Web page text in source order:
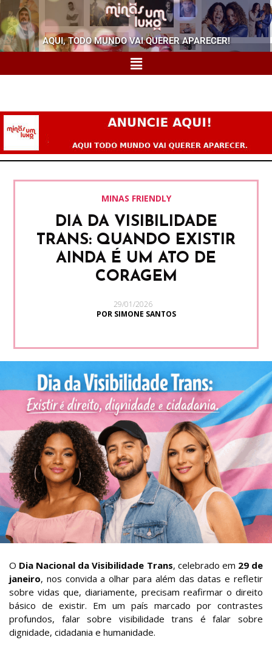
AQUI, TODO MUNDO VAI QUERER APARECER!
MINAS FRIENDLY
DIA DA VISIBILIDADE
TRANS: QUANDO EXISTIR
AINDA É UM ATO DE
CORAGEM
29/01/2026
POR SIMONE SANTOS
O Dia Nacional da Visibilidade Trans, celebrado em 29 de
janeiro, nos convida a olhar para além das datas e refletir
sobre vidas que, diariamente, precisam reafirmar o direito
básico de existir. Em um país marcado por contrastes
profundos, falar sobre visibilidade trans é falar sobre
dignidade, cidadania e humanidade.